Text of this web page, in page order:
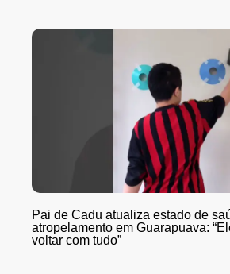
Pai de Cadu atualiza estado de
atropelamento em Guarapuava:
voltar com tudo”